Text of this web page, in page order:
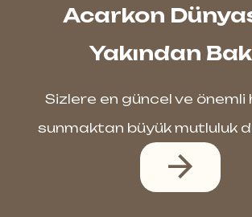
Acarkon
Yakından
Sizlere en güncel ve önemli
sunmaktan büyük mutluluk